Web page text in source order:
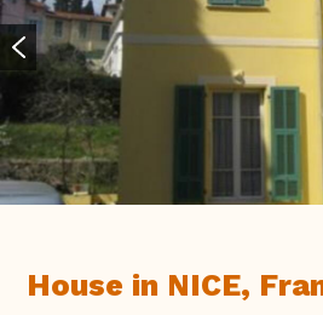
House in NICE,